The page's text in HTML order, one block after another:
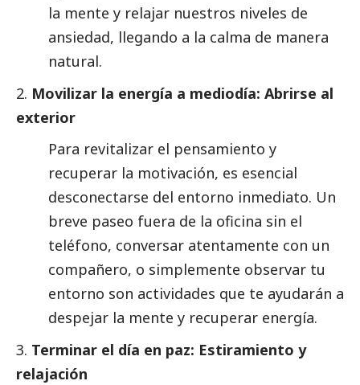
la mente y relajar nuestros niveles de
ansiedad, llegando a la calma de manera
natural.
Movilizar la energía a mediodía: Abrirse al
exterior
Para revitalizar el pensamiento y
recuperar la motivación, es esencial
desconectarse del entorno inmediato. Un
breve paseo fuera de la oficina sin el
teléfono, conversar atentamente con un
compañero, o simplemente observar tu
entorno son actividades que te ayudarán a
despejar la mente y recuperar energía.
Terminar el día en paz: Estiramiento y
relajación